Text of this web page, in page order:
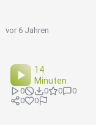
vor 6 Jahren
14
Minuten
0 0 0
0
0
0